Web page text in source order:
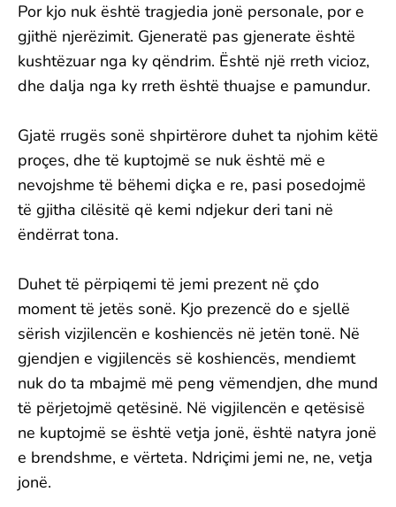
Por kjo nuk është tragjedia jonë personale, por e
gjithë njerëzimit. Gjeneratë pas gjenerate është
kushtëzuar nga ky qëndrim. Është një rreth vicioz,
dhe dalja nga ky rreth është thuajse e pamundur.
Gjatë rrugës sonë shpirtërore duhet ta njohim këtë
proçes, dhe të kuptojmë se nuk është më e
nevojshme të bëhemi diçka e re, pasi posedojmë
të gjitha cilësitë që kemi ndjekur deri tani në
ëndërrat tona.
Duhet të përpiqemi të jemi prezent në çdo
moment të jetës sonë. Kjo prezencë do e sjellë
sërish vizjilencën e koshiencës në jetën tonë. Në
gjendjen e vigjilencës së koshiencës, mendiemt
nuk do ta mbajmë më peng vëmendjen, dhe mund
të përjetojmë qetësinë. Në vigjilencën e qetësisë
ne kuptojmë se është vetja jonë, është natyra jonë
e brendshme, e vërteta. Ndriçimi jemi ne, ne, vetja
jonë.